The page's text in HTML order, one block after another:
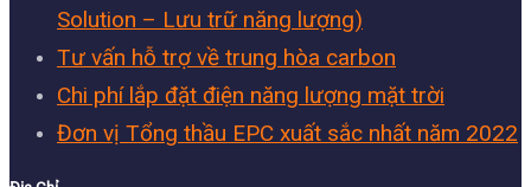
Solution – Lưu trữ năng lượng)
Tư vấn hỗ trợ về trung hòa carbon
Chi phí lắp đặt điện năng lượng mặt trời
Đơn vị Tổng thầu EPC xuất sắc nhất năm 2022